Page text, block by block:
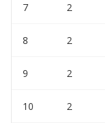
7 2
8 2
9 2
10 2